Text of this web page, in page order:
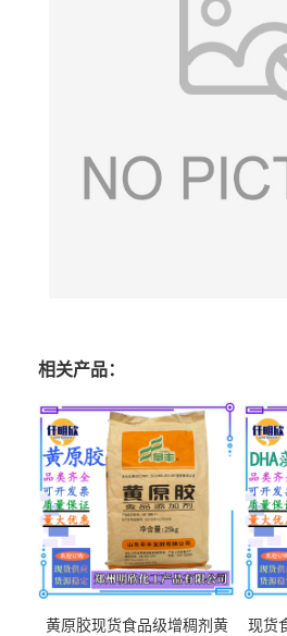
相关产品：
黄原胶现货食品级增稠剂黄
现货